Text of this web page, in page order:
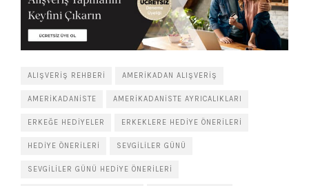
ALIŞVERIŞ REHBERI AMERIKADAN ALIŞVERIŞ
AMERIKADANISTE AMERIKADANISTE AYRICALIKLARI
ERKEĞE HEDIYELER ERKEKLERE HEDIYE ÖNERILERI
HEDIYE ÖNERILERI SEVGILILER GÜNÜ
SEVGILILER GÜNÜ HEDIYE ÖNERILERI